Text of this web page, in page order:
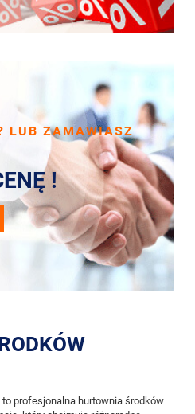
LUB ZAMAWIASZ
!
profesjonalna hurtownia środków